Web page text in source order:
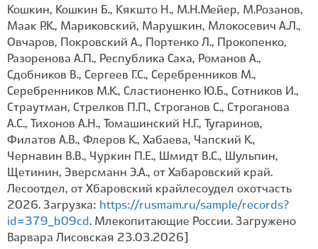
Кошкин, Кошкин Б., Кякшто Н., М.Н.Мейер, М.Розанов,
Маак Р.К., Мариковский, Марушкин, Млокосевич А.Л.,
Овчаров, Покровский А., Портенко Л., Прокопенко,
Разоренова А.П., Республика Саха, Романов А.,
Сдобников В., Сергеев Г.С., Серебренников М.,
Серебренников М.К., Сластионенко Ю.Б., Сотников И.,
Страутман, Стрелков П.П., Строганов С., Строганова
А.С., Тихонов А.Н., Томашинский Н.Г., Тугаринов,
Филатов А.В., Флеров К., Хабаева, Чапский К.,
Чернавин В.В., Чуркин П.Е., Шмидт В.С., Шульпин,
Щетинин, Эверсманн Э.А., от Хабаровский край.
Лесоотдел, от Хбаровский крайлесоудел охотчасть
2026. Загрузка: https://rusmam.ru/sample/records?
id=379_b09cd . Млекопитающие России. Загружено
Варвара Лисовская 23.03.2026]